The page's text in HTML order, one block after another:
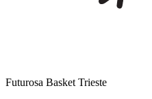
Futurosa Basket Trieste